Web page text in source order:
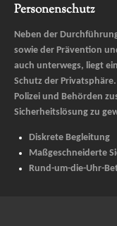
Personenschutz
Neben der
sowie der Prävention
auch unterwegs, liegt
Schutz der
Polizei und Behörden
Sicherheitslösung zu
Diskrete Begleitung
Maßgeschneiderte
Rund-um-die-Uhr-